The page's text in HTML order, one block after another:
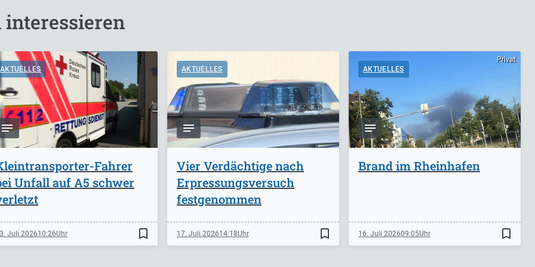
interessieren
AKTUELLES
Fahrer
Unfall auf A5 schwer
Juli 202610:26 bookmark_border
AKTUELLES
Vier Verdächtige nach
Erpressungsversuch
festgenommen
17. Juli 202614:18 bookmark_border
Privat
AKTUELLES
Brand im Rheinhafen
16. Juli 202609:05 bookmark_border